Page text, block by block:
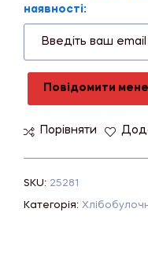
наявності:
Повідомити мене
Порівняти
SKU: 25281
Категорія: